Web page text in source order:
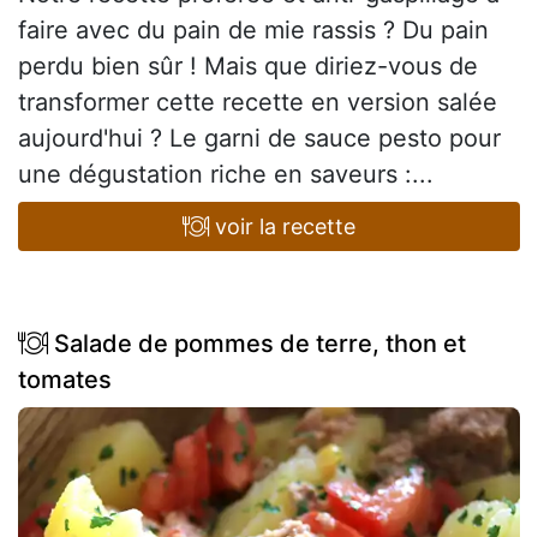
faire avec du pain de mie rassis ? Du pain
perdu bien sûr ! Mais que diriez-vous de
transformer cette recette en version salée
aujourd'hui ? Le garni de sauce pesto pour
une dégustation riche en saveurs :...
voir la recette
Salade de pommes de terre, thon et
tomates